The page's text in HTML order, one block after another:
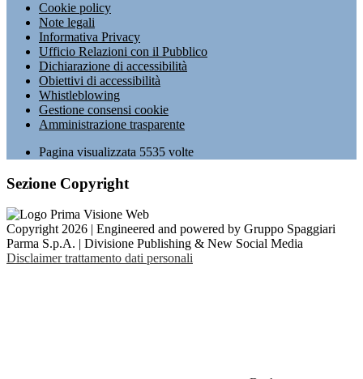
Cookie policy
Note legali
Informativa Privacy
Ufficio Relazioni con il Pubblico
Dichiarazione di accessibilità
Obiettivi di accessibilità
Whistleblowing
Gestione consensi cookie
Amministrazione trasparente
Pagina visualizzata 5535 volte
Sezione Copyright
Copyright 2026 | Engineered and powered by Gruppo Spaggiari
Parma S.p.A. | Divisione Publishing & New Social Media
Disclaimer trattamento dati personali